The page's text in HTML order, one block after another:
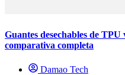
Guantes desechables de
comparativa completa
Damao Tech